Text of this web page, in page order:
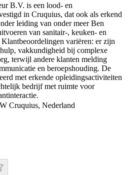
B.V. is een lood- en
in Cruquius, dat ook als erkend
leiding van onder meer Ben
van sanitair-, keuken- en
variëren: er zijn
vakkundigheid bij complexe
terwijl andere klanten melding
en beroepshouding. De
met erkende opleidingsactiviteiten
bedrijf met ruimte voor
Cruquius, Nederland